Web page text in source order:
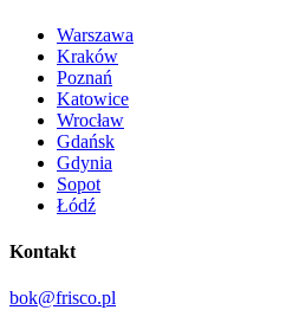
Warszawa
Kraków
Poznań
Katowice
Wrocław
Gdańsk
Gdynia
Sopot
Łódź
Kontakt
bok@frisco.pl